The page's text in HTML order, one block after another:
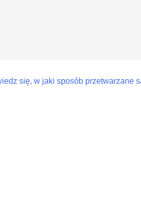
się, w jaki sposób przetwarzane